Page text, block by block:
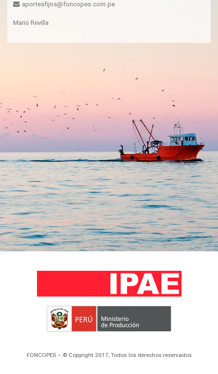
aportesfijos@foncopes.com.pe
Mario Revilla
FONCOPES – © Copyright 2017, Todos los derechos reservados